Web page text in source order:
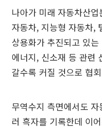
나아가 미래 자동차산
자동차, 지능형 자동차,
상용화가 추진되고 있
에너지, 신소재 등 관련
갈수록 커질 것으로 협
무역수지 측면에서도
러 흑자를 기록한데 이